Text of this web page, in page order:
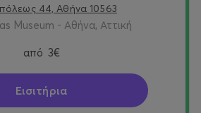
44, Αθήνα 10563
Museum - Αθήνα, Αττική
από 3€
Εισιτήρια